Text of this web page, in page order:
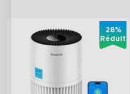
28%
Réduit